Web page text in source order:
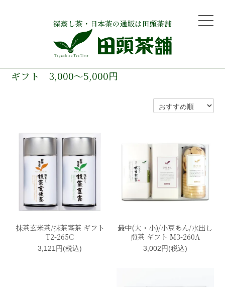
ギフト 3,000〜5,000円
抹茶玄米茶/抹茶茎茶 ギフト
T2-265C
3,121円(税込)
最中(大・小)/小豆あん/水出し
煎茶 ギフト M3-260A
3,002円(税込)